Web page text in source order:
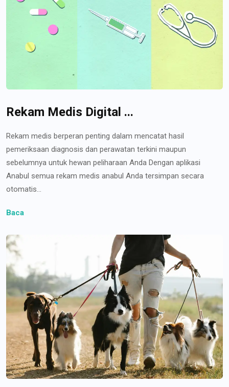
Rekam Medis Digital ...
Rekam medis berperan penting dalam mencatat hasil
pemeriksaan diagnosis dan perawatan terkini maupun
sebelumnya untuk hewan peliharaan Anda Dengan aplikasi
Anabul semua rekam medis anabul Anda tersimpan secara
otomatis...
Baca